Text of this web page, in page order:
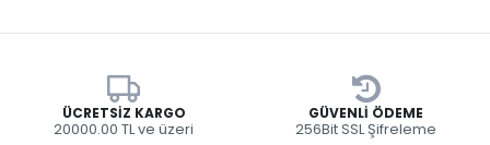
ÜCRETSIZ KARGO
20000.00 TL ve üzeri
GÜVENLI ÖDEME
256Bit SSL Şifreleme